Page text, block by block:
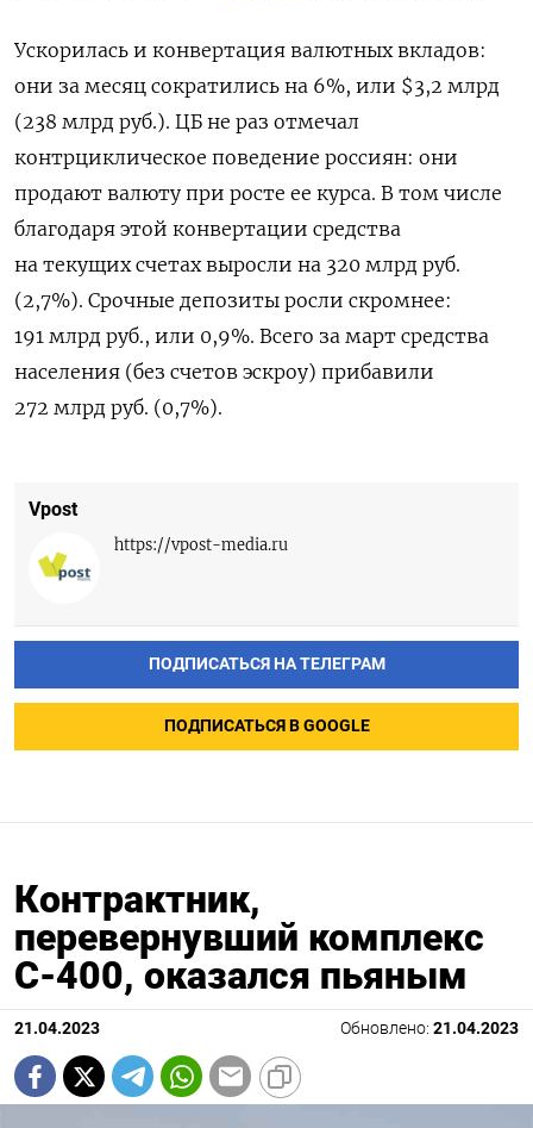
Ускорилась и конвертация валютных вкладов:
они за месяц сократились на 6%, или $3,2 млрд
(238 млрд руб.). ЦБ не раз отмечал
контрциклическое поведение россиян: они
продают валюту при росте ее курса. В том числе
благодаря этой конвертации средства
на текущих счетах выросли на 320 млрд руб.
(2,7%). Срочные депозиты росли скромнее:
191 млрд руб., или 0,9%. Всего за март средства
населения (без счетов эскроу) прибавили
272 млрд руб. (0,7%).
Vpost
https://vpost-media.ru
ПОДПИСАТЬСЯ НА ТЕЛЕГРАМ
ПОДПИСАТЬСЯ В GOOGLE
Контрактник,
перевернувший комплекс
С-400, оказался пьяным
21.04.2023 Обновлено: 21.04.2023